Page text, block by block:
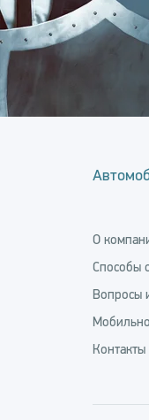
О
Способы
Вопросы
Контакты